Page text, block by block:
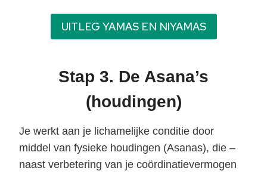
UITLEG YAMAS EN NIYAMAS
Stap 3. De Asana’s
(houdingen)
Je werkt aan je lichamelijke conditie door
middel van fysieke houdingen (Asanas), die –
naast verbetering van je coördinatievermogen